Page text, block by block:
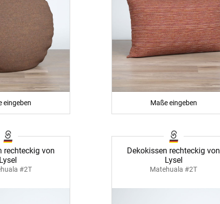
eingeben Maße eingeben
rechteckig von
Lysel
#2T
Dekokissen rechteckig von
Lysel
Matehuala #2T